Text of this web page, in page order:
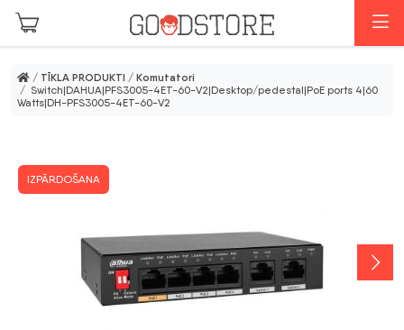
Skip to main content
/ TĪKLA PRODUKTI / Komutatori
/ Switch|DAHUA|PFS3005-4ET-60-V2|Desktop/pedestal|PoE ports 4|60
Watts|DH-PFS3005-4ET-60-V2
IZPĀRDOŠANA